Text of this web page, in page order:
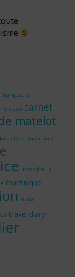
barquette
Coco carnet
matelot
fetes maritimes
incendie La
martinique
ocean
sel travel diary